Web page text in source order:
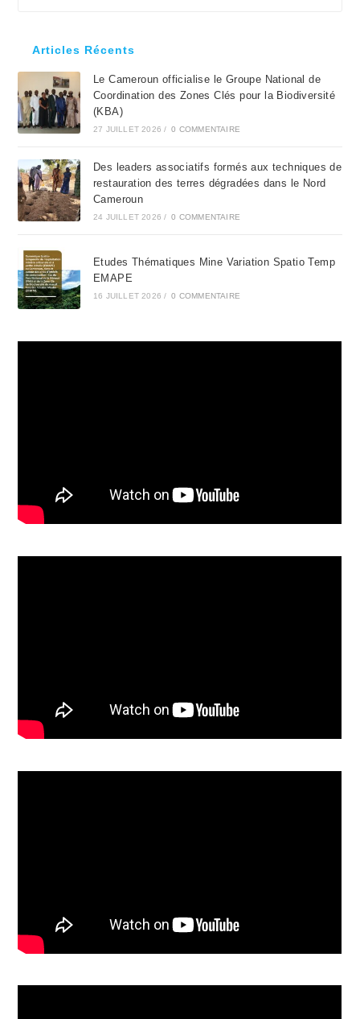
Articles Récents
Le Cameroun officialise le Groupe National de
Coordination des Zones Clés pour la Biodiversité
(KBA)
27 JUILLET 2026 / 0 COMMENTAIRE
Des leaders associatifs formés aux techniques de
restauration des terres dégradées dans le Nord
Cameroun
24 JUILLET 2026 / 0 COMMENTAIRE
Etudes Thématiques Mine Variation Spatio Temp
EMAPE
16 JUILLET 2026 / 0 COMMENTAIRE